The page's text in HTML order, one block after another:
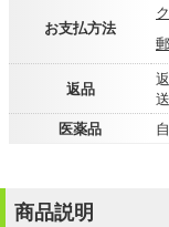
お支払方法
返品
医薬品
商品説明